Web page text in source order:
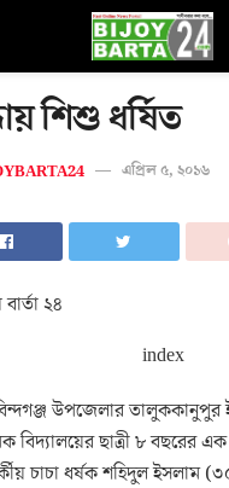
শিশু ধর্ষিত
এপ্রিল ৫, ২০১৬
২৪
উপজেলার তালুককানুপুর
বিদ্যালয়ের ছাত্রী ৮ বছরের
চাচা ধর্ষক শহিদুল ইসলাম